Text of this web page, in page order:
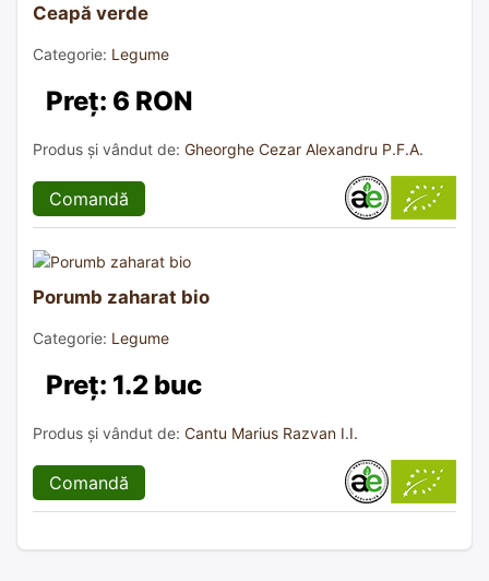
Ceapă verde
Categorie: Legume
Preț: 6 RON
Produs și vândut de: Gheorghe Cezar Alexandru P.F.A.
Comandă
Porumb zaharat bio
Categorie: Legume
Preț: 1.2 buc
Produs și vândut de: Cantu Marius Razvan I.I.
Comandă